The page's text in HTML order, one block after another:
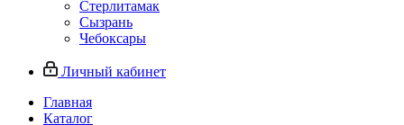
Стерлитамак
Сызрань
Чебоксары
Личный кабинет
Главная
Каталог